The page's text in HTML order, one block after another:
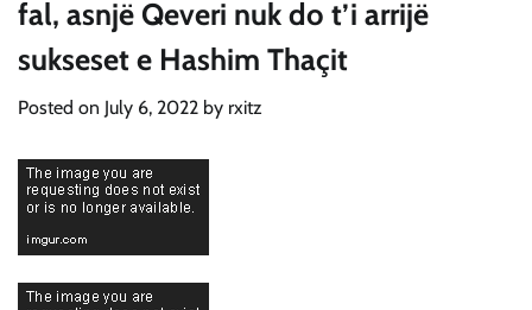
fal, asnjë Qeveri nuk do t’i arrijë
sukseset e Hashim Thaçit
Posted on July 6, 2022 by rxitz